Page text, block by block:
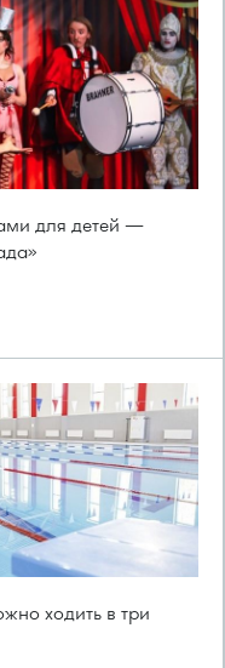
для детей —
ходить в три